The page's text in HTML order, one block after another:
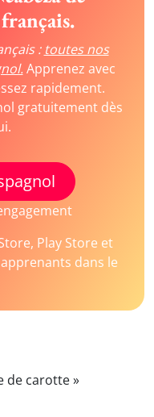
: toutes nos
Apprenez avec
rapidement.
gratuitement dès
Play Store et
dans le
de carotte »